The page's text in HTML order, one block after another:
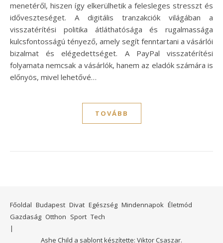
menetéről, hiszen így elkerülhetik a felesleges stresszt és
időveszteséget. A digitális tranzakciók világában a
visszatérítési politika átláthatósága és rugalmassága
kulcsfontosságú tényező, amely segít fenntartani a vásárlói
bizalmat és elégedettséget. A PayPal visszatérítési
folyamata nemcsak a vásárlók, hanem az eladók számára is
előnyös, mivel lehetővé…
TOVÁBB
Főoldal Budapest Divat Egészség Mindennapok Életmód
Gazdaság Otthon Sport Tech
Ashe Child a sablont készítette: Viktor Csaszar.